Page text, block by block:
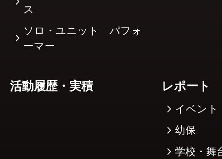
ス
ソロ・ユニット パフォ
ーマー
活動履歴・実積 レポート
イベント
幼保
学校・舞